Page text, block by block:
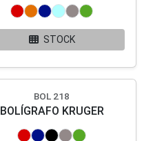
STOCK
BOL 218
BOLÍGRAFO KRUGER